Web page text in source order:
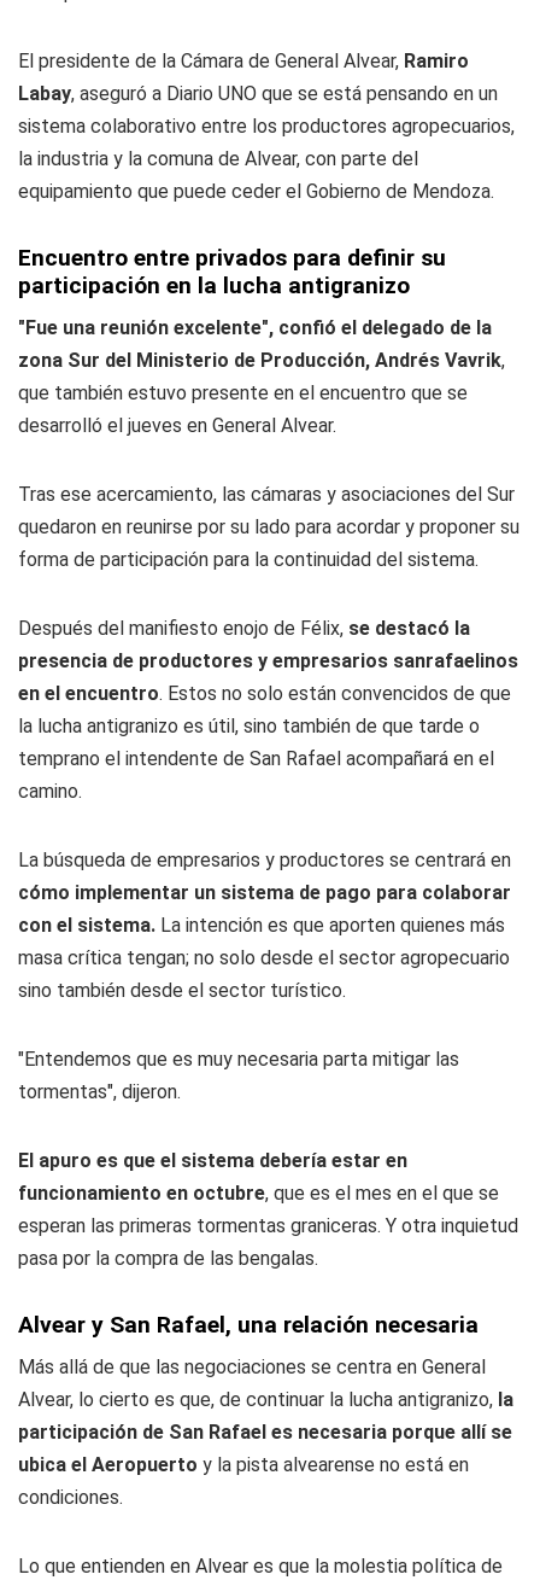
El presidente de la Cámara de General Alvear, Ramiro
Labay, aseguró a Diario UNO que se está pensando en un
sistema colaborativo entre los productores agropecuarios,
la industria y la comuna de Alvear, con parte del
equipamiento que puede ceder el Gobierno de Mendoza.
Encuentro entre privados para definir su
participación en la lucha antigranizo
"Fue una reunión excelente", confió el delegado de la
zona Sur del Ministerio de Producción, Andrés Vavrik,
que también estuvo presente en el encuentro que se
desarrolló el jueves en General Alvear.
Tras ese acercamiento, las cámaras y asociaciones del Sur
quedaron en reunirse por su lado para acordar y proponer su
forma de participación para la continuidad del sistema.
Después del manifiesto enojo de Félix, se destacó la
presencia de productores y empresarios sanrafaelinos
en el encuentro. Estos no solo están convencidos de que
la lucha antigranizo es útil, sino también de que tarde o
temprano el intendente de San Rafael acompañará en el
camino.
La búsqueda de empresarios y productores se centrará en
cómo implementar un sistema de pago para colaborar
con el sistema. La intención es que aporten quienes más
masa crítica tengan; no solo desde el sector agropecuario
sino también desde el sector turístico.
"Entendemos que es muy necesaria parta mitigar las
tormentas", dijeron.
El apuro es que el sistema debería estar en
funcionamiento en octubre, que es el mes en el que se
esperan las primeras tormentas graniceras. Y otra inquietud
pasa por la compra de las bengalas.
Alvear y San Rafael, una relación necesaria
Más allá de que las negociaciones se centra en General
Alvear, lo cierto es que, de continuar la lucha antigranizo, la
participación de San Rafael es necesaria porque allí se
ubica el Aeropuerto y la pista alvearense no está en
condiciones.
Lo que entienden en Alvear es que la molestia política de